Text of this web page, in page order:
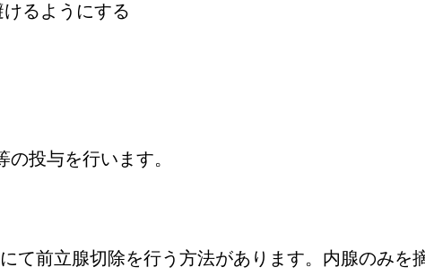
るようにする
投与を行います。
て前立腺切除を行う方法があります。内腺のみを